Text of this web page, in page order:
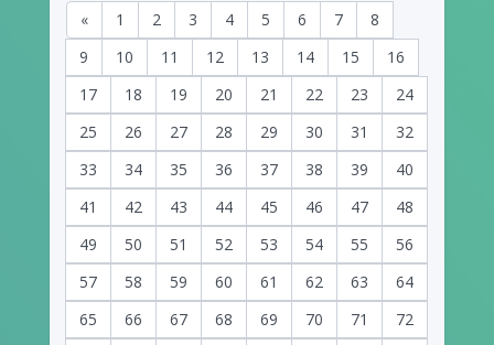
« 1 2 3 4 5 6 7
8
9
10 11 12 13 14 15
16
17
18 19 20 21 22 23
24
25
26 27 28 29 30 31
32
33
34 35 36 37 38 39
40
41
42 43 44 45 46 47
48
49
50 51 52 53 54 55
56
57
58 59 60 61 62 63
64
65
66 67 68 69 70 71
72